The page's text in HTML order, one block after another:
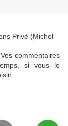
Privé (Michel
commentaires
si vous le